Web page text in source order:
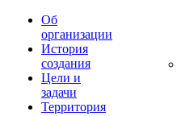
Об
организации
История
создания
Цели и
задачи
Территория